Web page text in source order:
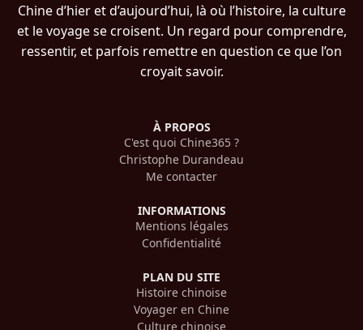
Chine d’hier et d’aujourd’hui, là où l’histoire, la culture
et le voyage se croisent. Un regard pour comprendre,
ressentir, et parfois remettre en question ce que l’on
croyait savoir.
À PROPOS
C'est quoi Chine365 ?
Christophe Durandeau
Me contacter
INFORMATIONS
Mentions légales
Confidentialité
PLAN DU SITE
Histoire chinoise
Voyager en Chine
Culture chinoise